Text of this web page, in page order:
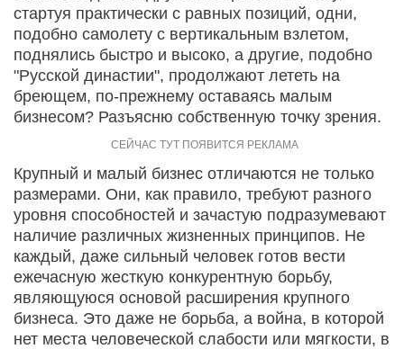
стартуя практически с равных позиций, одни,
подобно самолету с вертикальным взлетом,
поднялись быстро и высоко, а другие, подобно
"Русской династии", продолжают лететь на
бреющем, по-прежнему оставаясь малым
бизнесом? Разъясню собственную точку зрения.
Крупный и малый бизнес отличаются не только
размерами. Они, как правило, требуют разного
уровня способностей и зачастую подразумевают
наличие различных жизненных принципов. Не
каждый, даже сильный человек готов вести
ежечасную жесткую конкурентную борьбу,
являющуюся основой расширения крупного
бизнеса. Это даже не борьба, а война, в которой
нет места человеческой слабости или мягкости, в